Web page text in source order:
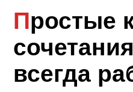
Простые канапе:
всегда